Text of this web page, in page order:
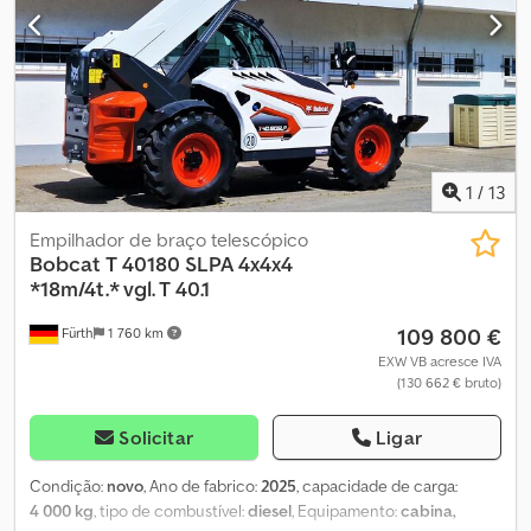
aquecimento / ventilação. Pneus: PNEUS PARA TERRENOS
ACIDENTADOS (15.5/80-24) – aproximadamente 98% de todas as
rodas. Dimensões para transporte: comprimento: aprox. 6.550 mm
(aprox. 5.370 mm sem garfos), largura: aprox. 2.350 mm, altura:
aprox. 2.420 mm. ∗∗∗ POSSIBILIDADE DE FINANCIAMENTO /
TRANSPORTE MUNDIAL COM CONDIÇÕES COMPETITIVAS /
EXPORTAÇÃO: APENAS O VALOR LÍQUIDO DEVE SER PAGO (!)
∗∗∗ © pb Cjdpfx Agou Dkf Rsxorf
1 / 13
Fürth 1 760 km
Empilhador de braço telescópico
Bobcat T 40180 SLPA 4x4x4
*18m/4t.* vgl. T 40.1
109 800 €
EXW VB acresce IVA
(130 662 € bruto)
Solicitar Ligar
Condição: novo, Ano de fabrico:2025, capacidade de carga:
4 000 kg, tipo de combustível:diesel, Equipamento:cabina,